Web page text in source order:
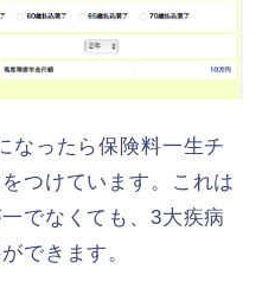
なったら保険料一生チ
つけています。これは
でなくても、3大疾病
できます。